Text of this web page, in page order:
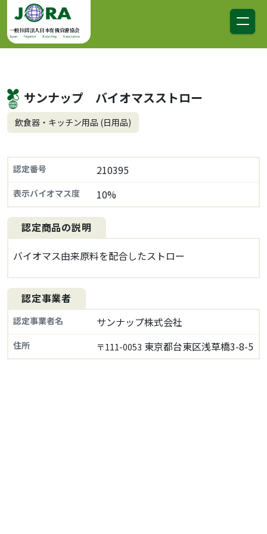
コンテンツへスキップ
メインナビゲーション
一般社団法人日本有機資源協会
Japan Organics Recycling Association
サンナップ バイオマスストロー
飲食器・キッチン用品 (日用品)
認定番号 210395
表示バイオマス度 10%
認定商品の説明
バイオマス由来原料を配合したストロー
認定事業者
認定事業者名 サンナップ株式会社
住所 〒111-0053 東京都台東区浅草橋3-8-5